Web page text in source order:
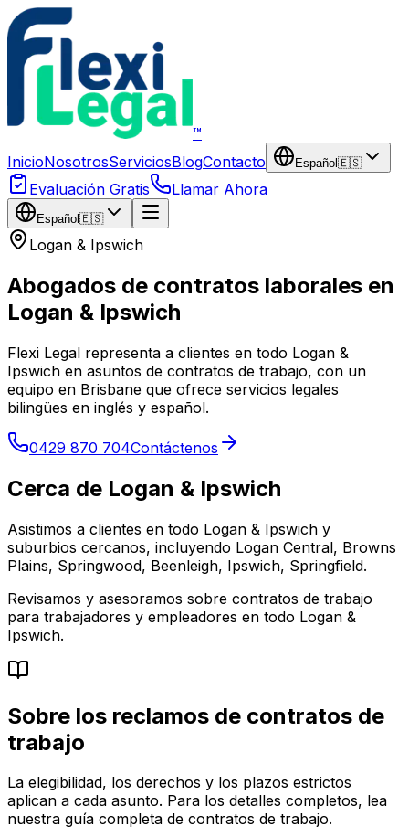
Saltar al contenido principal
™
InicioNosotrosServiciosBlogContacto Español 🇪🇸
Evaluación Gratis Llamar Ahora
Español 🇪🇸
Logan & Ipswich
Abogados de contratos laborales en
Logan & Ipswich
Flexi Legal representa a clientes en todo Logan &
Ipswich en asuntos de contratos de trabajo, con un
equipo en Brisbane que ofrece servicios legales
bilingües en inglés y español.
0429 870 704Contáctenos
Cerca de Logan & Ipswich
Asistimos a clientes en todo Logan & Ipswich y
suburbios cercanos, incluyendo Logan Central, Browns
Plains, Springwood, Beenleigh, Ipswich, Springfield.
Revisamos y asesoramos sobre contratos de trabajo
para trabajadores y empleadores en todo Logan &
Ipswich.
Sobre los reclamos de contratos de
trabajo
La elegibilidad, los derechos y los plazos estrictos
aplican a cada asunto. Para los detalles completos, lea
nuestra guía completa de contratos de trabajo.